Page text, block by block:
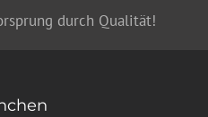
durch Qualität!